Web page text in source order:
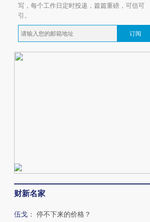
写，每个工作日定时投递，篇篇重磅，可信可
引。
订阅
财新名家
伍戈 ： 停不下来的价格？